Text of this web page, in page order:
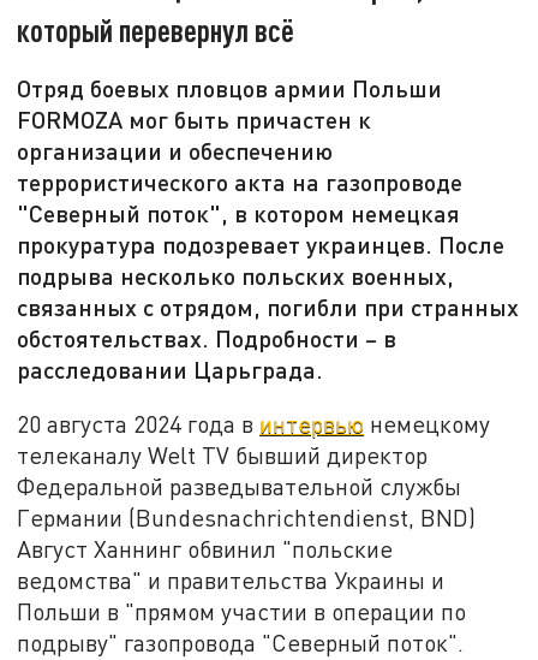
который перевернул всё
Отряд боевых пловцов армии Польши
FORMOZA мог быть причастен к
организации и обеспечению
террористического акта на газопроводе
"Северный поток", в котором немецкая
прокуратура подозревает украинцев. После
подрыва несколько польских военных,
связанных с отрядом, погибли при странных
обстоятельствах. Подробности – в
расследовании Царьграда.
20 августа 2024 года в интервью немецкому
телеканалу Welt TV бывший директор
Федеральной разведывательной службы
Германии (Bundesnachrichtendienst, BND)
Август Ханнинг обвинил "польские
ведомства" и правительства Украины и
Польши в "прямом участии в операции по
подрыву" газопровода "Северный поток".